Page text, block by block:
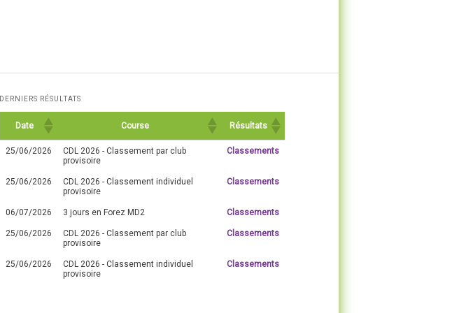
DERNIERS RÉSULTATS
Date Course Résultats
25/06/2026
CDL 2026 - Classement par club
provisoire
Classements
25/06/2026
CDL 2026 - Classement individuel
provisoire
Classements
06/07/2026 3 jours en Forez MD2 Classements
25/06/2026
CDL 2026 - Classement par club
provisoire
Classements
25/06/2026
CDL 2026 - Classement individuel
provisoire
Classements